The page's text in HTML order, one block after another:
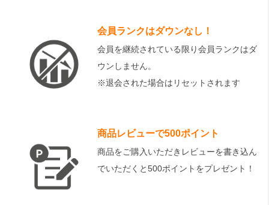
会員ランクはダウンなし！
会員を継続されている限り会員ランクはダ
ウンしません。
※退会された場合はリセットされます
商品レビューで500ポイント
商品をご購入いただきレビューを書き込ん
でいただくと500ポイントをプレゼント！